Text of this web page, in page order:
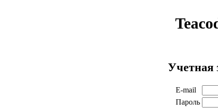
Учетная
E-mail
Пароль